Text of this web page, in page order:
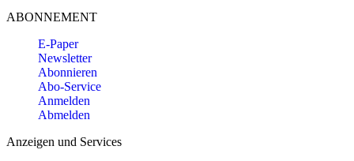
ABONNEMENT
E-Paper
Newsletter
Abonnieren
Abo-Service
Anmelden
Abmelden
Anzeigen und Services